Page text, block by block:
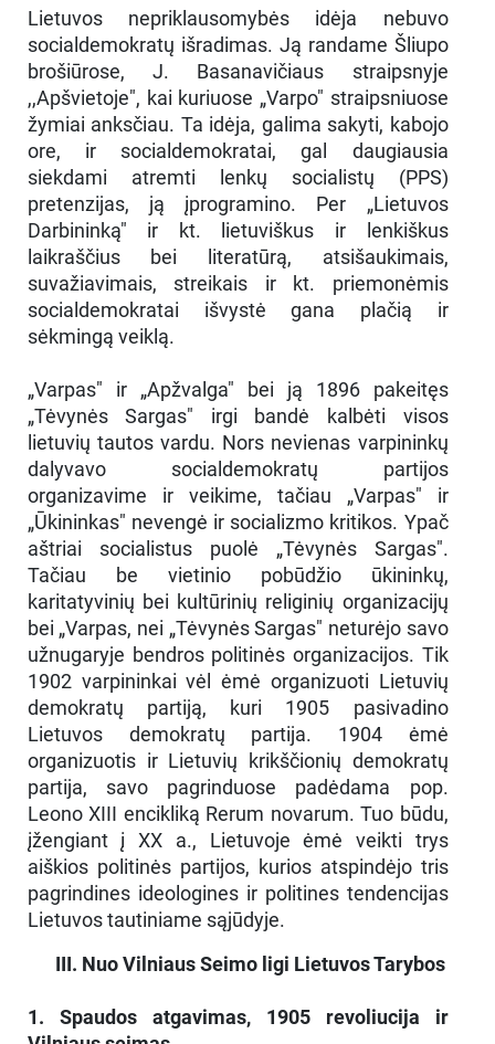
Lietuvos nepriklausomybės idėja nebuvo
socialdemokratų išradimas. Ją randame Šliupo
brošiūrose, J. Basanavičiaus straipsnyje
,,Apšvietoje", kai kuriuose „Varpo" straipsniuose
žymiai anksčiau. Ta idėja, galima sakyti, kabojo
ore, ir socialdemokratai, gal daugiausia
siekdami atremti lenkų socialistų (PPS)
pretenzijas, ją įprogramino. Per „Lietuvos
Darbininką" ir kt. lietuviškus ir lenkiškus
laikraščius bei literatūrą, atsišaukimais,
suvažiavimais, streikais ir kt. priemonėmis
socialdemokratai išvystė gana plačią ir
sėkmingą veiklą.
„Varpas" ir „Apžvalga" bei ją 1896 pakeitęs
„Tėvynės Sargas" irgi bandė kalbėti visos
lietuvių tautos vardu. Nors nevienas varpininkų
dalyvavo socialdemokratų partijos
organizavime ir veikime, tačiau „Varpas" ir
„Ūkininkas" nevengė ir socializmo kritikos. Ypač
aštriai socialistus puolė „Tėvynės Sargas".
Tačiau be vietinio pobūdžio ūkininkų,
karitatyvinių bei kultūrinių religinių organizacijų
bei „Varpas, nei „Tėvynės Sargas" neturėjo savo
užnugaryje bendros politinės organizacijos. Tik
1902 varpininkai vėl ėmė organizuoti Lietuvių
demokratų partiją, kuri 1905 pasivadino
Lietuvos demokratų partija. 1904 ėmė
organizuotis ir Lietuvių krikščionių demokratų
partija, savo pagrinduose padėdama pop.
Leono XIII encikliką Rerum novarum. Tuo būdu,
įžengiant į XX a., Lietuvoje ėmė veikti trys
aiškios politinės partijos, kurios atspindėjo tris
pagrindines ideologines ir politines tendencijas
Lietuvos tautiniame sąjūdyje.
III. Nuo Vilniaus Seimo ligi Lietuvos Tarybos
1. Spaudos atgavimas, 1905 revoliucija ir